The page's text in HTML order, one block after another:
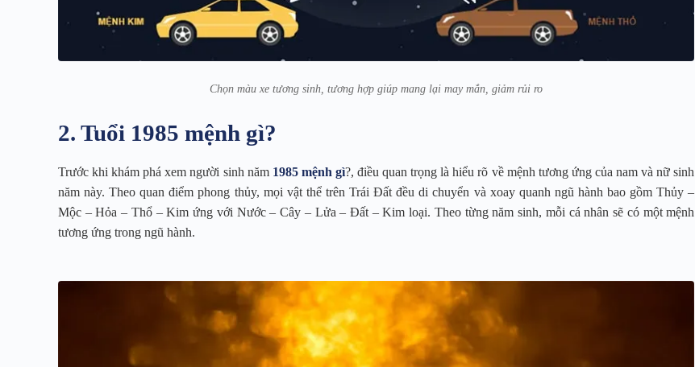
Chọn màu xe tương sinh, tương hợp giúp mang lại may mắn, giảm rủi ro
2. Tuổi 1985 mệnh gì?
Trước khi khám phá xem người sinh năm 1985 mệnh gì?, điều quan trọng là hiểu rõ về mệnh tương ứng của nam và nữ sinh
năm này. Theo quan điểm phong thủy, mọi vật thể trên Trái Đất đều di chuyển và xoay quanh ngũ hành bao gồm Thủy –
Mộc – Hỏa – Thổ – Kim ứng với Nước – Cây – Lửa – Đất – Kim loại. Theo từng năm sinh, mỗi cá nhân sẽ có một mệnh
tương ứng trong ngũ hành.